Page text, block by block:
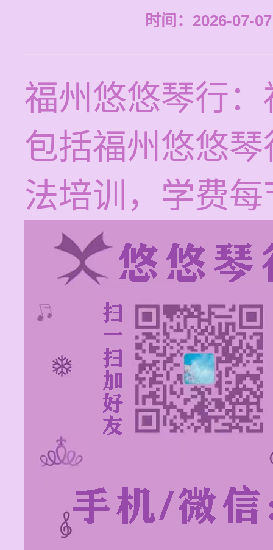
时间：2026-07-
福州悠悠琴行
包括福州悠悠
法培训，学费